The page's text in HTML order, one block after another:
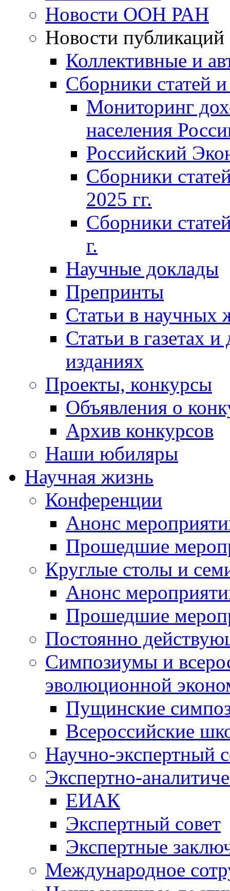
Новости ООН РАН
Новости публикаций
Коллективные и
Сборники статей
Мониторинг
населения
Российский
Сборники
2025 гг.
Сборники
г.
Научные доклады
Препринты
Статьи в научных
Статьи в газетах
изданиях
Проекты, конкурсы
Объявления о
Архив конкурсов
Наши юбиляры
Научная жизнь
Конференции
Анонс
Прошедшие
Круглые столы и
Анонс
Прошедшие
Постоянно
Симпозиумы и
эволюционной
Пущинские
Всероссийские
Научно-экспертный
Экспертно-
ЕИАК
Экспертный совет
Экспертные
Международное